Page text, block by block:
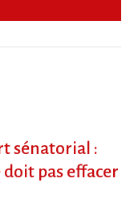
sénatorial :
pas effacer